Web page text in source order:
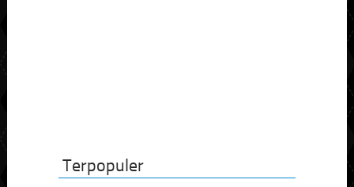
Terpopuler